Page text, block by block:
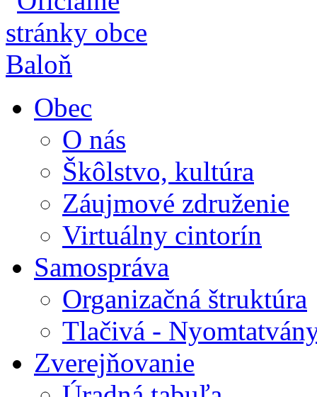
Obec
O nás
Škôlstvo, kultúra
Záujmové združenie
Virtuálny cintorín
Samospráva
Organizačná štruktúra
Tlačivá -
Zverejňovanie